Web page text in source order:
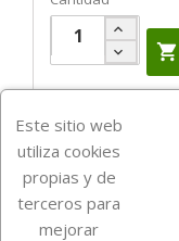


Este sitio web
utiliza cookies
propias y de
terceros para
mejorar